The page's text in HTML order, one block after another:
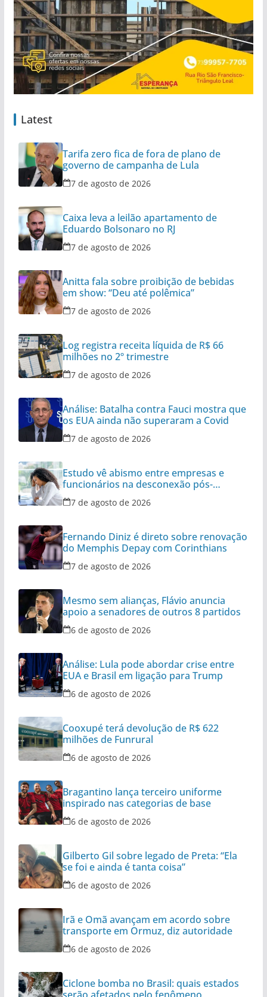
Latest
Tarifa zero fica de fora de plano de
governo de campanha de Lula
7 de agosto de 2026
Caixa leva a leilão apartamento de
Eduardo Bolsonaro no RJ
7 de agosto de 2026
Anitta fala sobre proibição de bebidas
em show: “Deu até polêmica”
7 de agosto de 2026
Log registra receita líquida de R$ 66
milhões no 2º trimestre
7 de agosto de 2026
Análise: Batalha contra Fauci mostra que
os EUA ainda não superaram a Covid
7 de agosto de 2026
Estudo vê abismo entre empresas e
funcionários na desconexão pós-
expediente
7 de agosto de 2026
Fernando Diniz é direto sobre renovação
do Memphis Depay com Corinthians
7 de agosto de 2026
Mesmo sem alianças, Flávio anuncia
apoio a senadores de outros 8 partidos
6 de agosto de 2026
Análise: Lula pode abordar crise entre
EUA e Brasil em ligação para Trump
6 de agosto de 2026
Cooxupé terá devolução de R$ 622
milhões de Funrural
6 de agosto de 2026
Bragantino lança terceiro uniforme
inspirado nas categorias de base
6 de agosto de 2026
Gilberto Gil sobre legado de Preta: “Ela
se foi e ainda é tanta coisa”
6 de agosto de 2026
Irã e Omã avançam em acordo sobre
transporte em Ormuz, diz autoridade
6 de agosto de 2026
Ciclone bomba no Brasil: quais estados